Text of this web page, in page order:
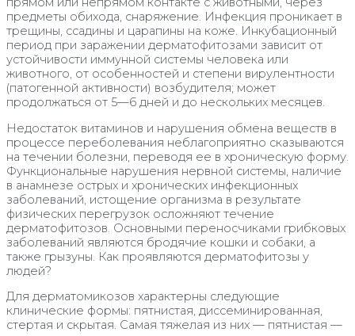
предметы обихода, снаряжение. Инфекция проникает в
трещины, ссадины и царапины на коже. Инкубационный
период при заражении дерматофитозами зависит от
устойчивости иммунной системы человека или
животного, от особенностей и степени вирулентности
(патогенной активности) возбудителя; может
продолжаться от 5—6 дней и до нескольких месяцев.
Недостаток витаминов и нарушения обмена веществ в
процессе переболевания неблагоприятно сказываются
на течении болезни, переводя ее в хроническую форму.
Функциональные нарушения нервной системы, наличие
в анамнезе острых и хронических инфекционных
заболеваний, истощение организма в результате
физических перегрузок осложняют течение
дерматофитозов. Основными переносчиками грибковых
заболеваний являются бродячие кошки и собаки, а
также грызуны. Как проявляются дерматофитозы у
людей?
Для дерматомикозов характерны следующие
клинические формы: пятнистая, диссеминированная,
стертая и скрытая. Самая тяжелая из них — пятнистая —